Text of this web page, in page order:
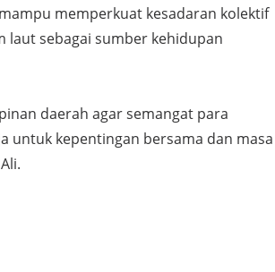
memperkuat kesadaran kolektif
laut sebagai sumber kehidupan
daerah agar semangat para
untuk kepentingan bersama dan masa